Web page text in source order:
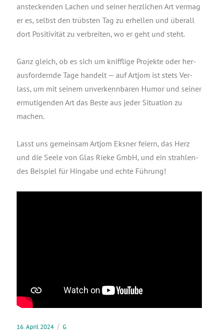
anste­cken­den Lachen und sei­ner herz­li­chen Art ver­mag
er es, selbst den trübs­ten Tag zu erhel­len und über­all
dort Posi­ti­vi­tät zu ver­brei­ten, wo er geht und steht.
Ganz gleich, ob es sich um kniff­li­ge Pro­jek­te oder her­
aus­for­dern­de Tage han­delt — auf Art­jom ist stets Ver­
lass, um mit sei­nem unver­kenn­ba­ren Humor und sei­ner
ermu­ti­gen­den Art das Bes­te aus jeder Situa­ti­on zu
machen.
Lasst uns gemein­sam Art­jom Eks­ner fei­ern, das Herz
und die See­le von Glas Rie­ke GmbH, und ein strah­len­
des Bei­spiel für Hin­ga­be und ech­te Führung!
16. April 2024 G